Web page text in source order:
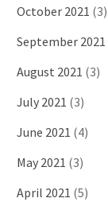
October 2021 (3)
September 2021
August 2021 (3)
July 2021 (3)
June 2021 (4)
May 2021 (3)
April 2021 (5)